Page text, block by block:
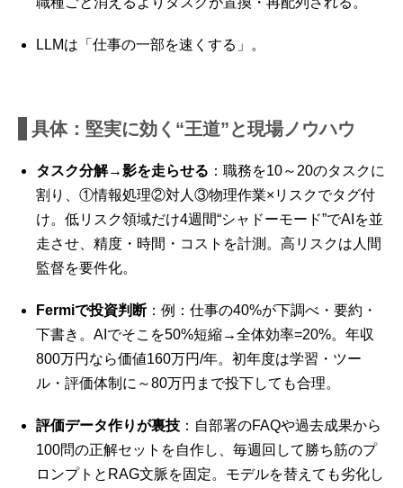
LLMは「仕事の一部を速くする」。
具体：堅実に効く“王道”と現場ノウハウ
タスク分解→影を走らせる ：職務を10～20のタスクに
割り、①情報処理②対人③物理作業×リスクでタグ付
け。低リスク領域だけ4週間“シャドーモード”でAIを並
走させ、精度・時間・コストを計測。高リスクは人間
監督を要件化。
Fermiで投資判断：例：仕事の40%が下調べ・要約・
下書き。AIでそこを50%短縮→全体効率=20%。年収
800万円なら価値160万円/年。初年度は学習・ツー
ル・評価体制に～80万円まで投下しても合理。
評価データ作りが裏技 ：自部署のFAQや過去成果から
100問の正解セットを自作し、毎週回して勝ち筋のプ
ロンプトとRAG文脈を固定。モデルを替えても劣化し